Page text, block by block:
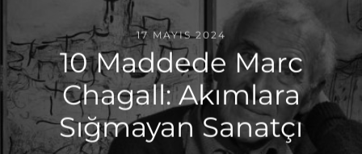
17 MAYIS 2024
10 Maddede Marc
Chagall: Akımlara
Sığmayan Sanatçı